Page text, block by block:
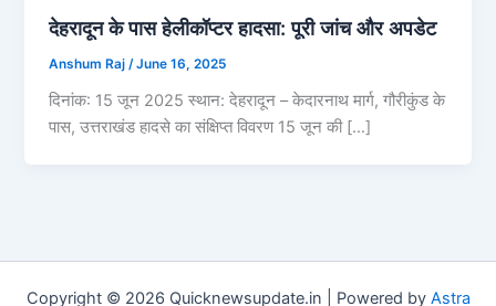
देहरादून के पास हेलीकॉप्टर हादसा: पूरी जांच और अपडेट
Anshum Raj/June 16, 2025
दिनांक: 15 जून 2025 स्थान: देहरादून – केदारनाथ मार्ग, गौरीकुंड के
पास, उत्तराखंड हादसे का संक्षिप्त विवरण 15 जून की […]
Copyright © 2026 Quicknewsupdate.in | Powered by Astra